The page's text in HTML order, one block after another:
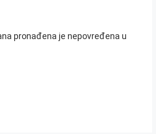
pronađena je nepovređena u